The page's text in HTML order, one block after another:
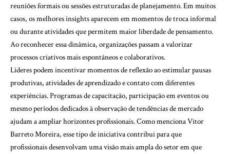
reuniões formais ou sessões estruturadas de planejamento. Em muitos
casos, os melhores insights aparecem em momentos de troca informal
ou durante atividades que permitem maior liberdade de pensamento.
Ao reconhecer essa dinâmica, organizações passam a valorizar
processos criativos mais espontâneos e colaborativos.
Líderes podem incentivar momentos de reflexão ao estimular pausas
produtivas, atividades de aprendizado e contato com diferentes
experiências. Programas de capacitação, participação em eventos ou
mesmo períodos dedicados à observação de tendências de mercado
ajudam a ampliar horizontes profissionais. Como menciona Vitor
Barreto Moreira, esse tipo de iniciativa contribui para que
profissionais desenvolvam uma visão mais ampla do setor em que